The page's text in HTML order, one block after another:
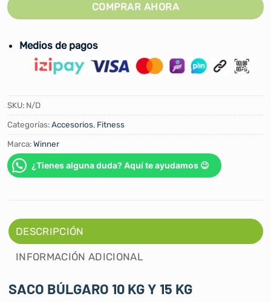
COMPRAR AHORA
Medios de pagos
SKU: N/D
Categorías:Accesorios, Fitness
Marca:Winner
¿Tienes alguna duda? Aquí te ayudamos 😉
DESCRIPCIÓN
INFORMACIÓN ADICIONAL
SACO BÚLGARO 10 KG Y 15 KG